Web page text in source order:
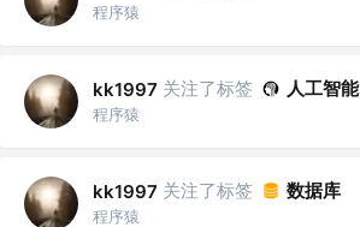
程序猿
kk1997 关注了标签 人工智能
程序猿
kk1997 关注了标签 数据库
程序猿